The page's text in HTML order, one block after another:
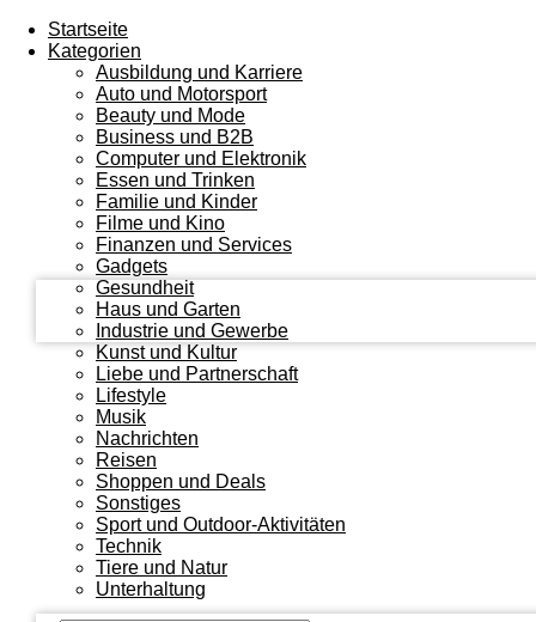
Startseite
Kategorien
Ausbildung und Karriere
Auto und Motorsport
Beauty und Mode
Business und B2B
Computer und Elektronik
Essen und Trinken
Familie und Kinder
Filme und Kino
Finanzen und Services
Gadgets
Gesundheit
Haus und Garten
Industrie und Gewerbe
Kunst und Kultur
Liebe und Partnerschaft
Lifestyle
Musik
Nachrichten
Reisen
Shoppen und Deals
Sonstiges
Sport und Outdoor-Aktivitäten
Technik
Tiere und Natur
Unterhaltung
Ihr Passwort